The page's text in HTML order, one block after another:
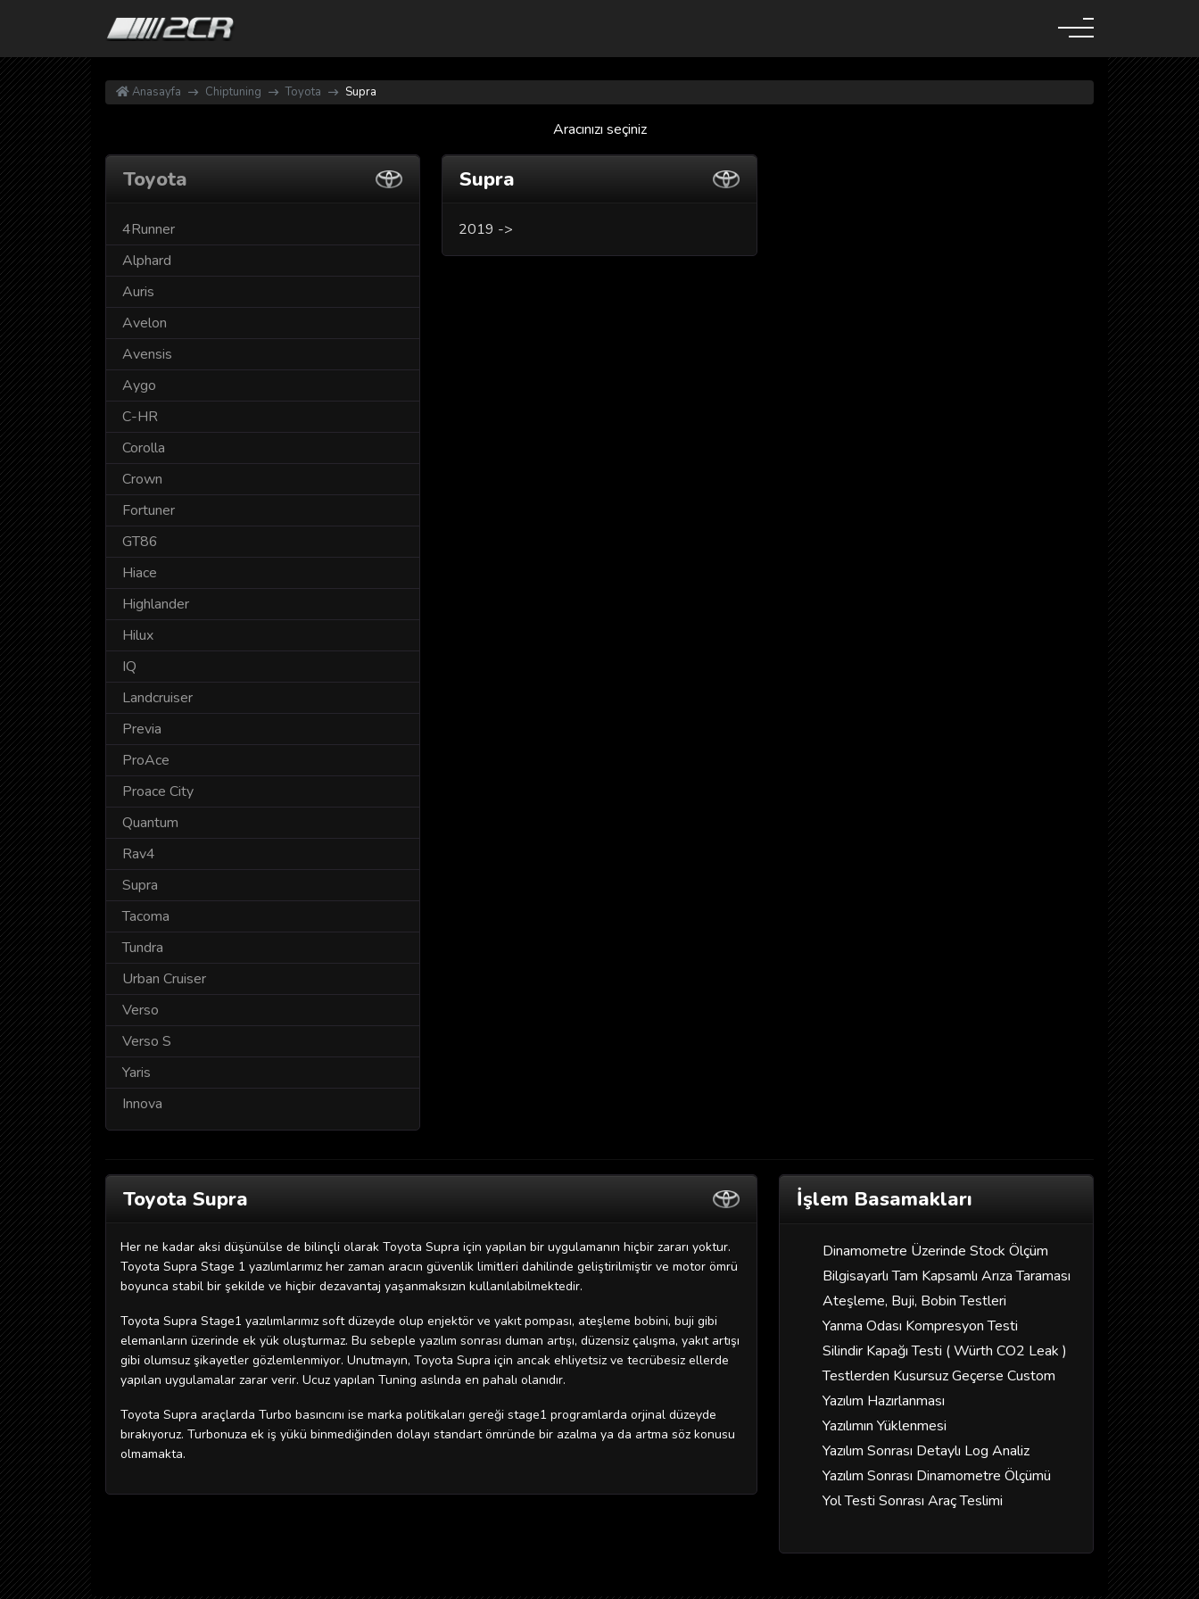
Anasayfa Chiptuning Toyota Supra
Aracınızı seçiniz
Toyota
4Runner
Alphard
Auris
Avelon
Avensis
Aygo
C-HR
Corolla
Crown
Fortuner
GT86
Hiace
Highlander
Hilux
IQ
Landcruiser
Previa
ProAce
Proace City
Quantum
Rav4
Supra
Tacoma
Tundra
Urban Cruiser
Verso
Verso S
Yaris
Innova
Supra
2019 ->
Toyota Supra
Her ne kadar aksi düşünülse de bilinçli olarak Toyota Supra için yapılan bir uygulamanın hiçbir zararı yoktur.
Toyota Supra Stage 1 yazılımlarımız her zaman aracın güvenlik limitleri dahilinde geliştirilmiştir ve motor ömrü
boyunca stabil bir şekilde ve hiçbir dezavantaj yaşanmaksızın kullanılabilmektedir.
Toyota Supra Stage1 yazılımlarımız soft düzeyde olup enjektör ve yakıt pompası, ateşleme bobini, buji gibi
elemanların üzerinde ek yük oluşturmaz. Bu sebeple yazılım sonrası duman artışı, düzensiz çalışma, yakıt artışı
gibi olumsuz şikayetler gözlemlenmiyor. Unutmayın, Toyota Supra için ancak ehliyetsiz ve tecrübesiz ellerde
yapılan uygulamalar zarar verir. Ucuz yapılan Tuning aslında en pahalı olanıdır.
Toyota Supra araçlarda Turbo basıncını ise marka politikaları gereği stage1 programlarda orjinal düzeyde
bırakıyoruz. Turbonuza ek iş yükü binmediğinden dolayı standart ömründe bir azalma ya da artma söz konusu
olmamakta.
İşlem Basamakları
Dinamometre Üzerinde Stock Ölçüm
Bilgisayarlı Tam Kapsamlı Arıza Taraması
Ateşleme, Buji, Bobin Testleri
Yanma Odası Kompresyon Testi
Silindir Kapağı Testi ( Würth CO2 Leak )
Testlerden Kusursuz Geçerse Custom
Yazılım Hazırlanması
Yazılımın Yüklenmesi
Yazılım Sonrası Detaylı Log Analiz
Yazılım Sonrası Dinamometre Ölçümü
Yol Testi Sonrası Araç Teslimi